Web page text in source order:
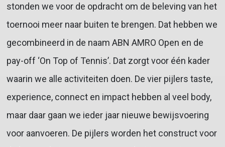
stonden we voor de opdracht om de beleving van het
toernooi meer naar buiten te brengen. Dat hebben we
gecombineerd in de naam ABN AMRO Open en de
pay-off ‘On Top of Tennis’. Dat zorgt voor één kader
waarin we alle activiteiten doen. De vier pijlers taste,
experience, connect en impact hebben al veel body,
maar daar gaan we ieder jaar nieuwe bewijsvoering
voor aanvoeren. De pijlers worden het construct voor